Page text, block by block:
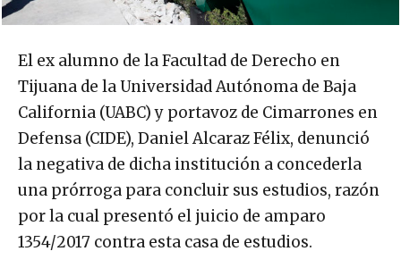
El ex alumno de la Facultad de Derecho en
Tijuana de la Universidad Autónoma de Baja
California (UABC) y portavoz de Cimarrones en
Defensa (CIDE), Daniel Alcaraz Félix, denunció
la negativa de dicha institución a concederla
una prórroga para concluir sus estudios, razón
por la cual presentó el juicio de amparo
1354/2017 contra esta casa de estudios.